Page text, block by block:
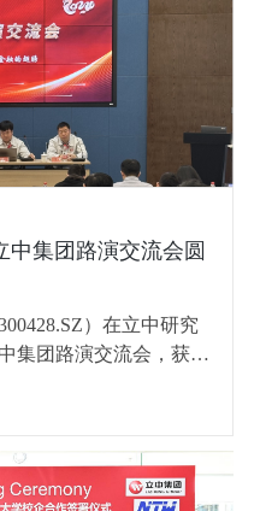
集团路演交流会圆
）在立中研究
集团路演交流会，获得
募基金等近50家机构，
董事长兼总裁臧永兴，
，证券事务代表冯禹淇